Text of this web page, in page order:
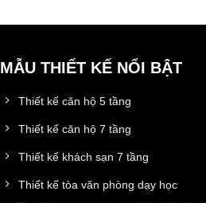
MẪU THIẾT KẾ NỔI BẬT
Thiết kế căn hộ 5 tầng
Thiết kế căn hộ 7 tầng
Thiết kế khách sạn 7 tầng
Thiết kế tòa văn phòng dạy học